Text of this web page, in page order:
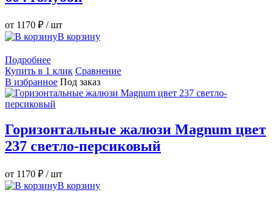
от 1170 ₽ / шт
В корзину
Подробнее
Купить в 1 клик Сравнение
В избранное Под заказ
Горизонтальные жалюзи Magnum цвет
237 светло-персиковый
от 1170 ₽ / шт
В корзину